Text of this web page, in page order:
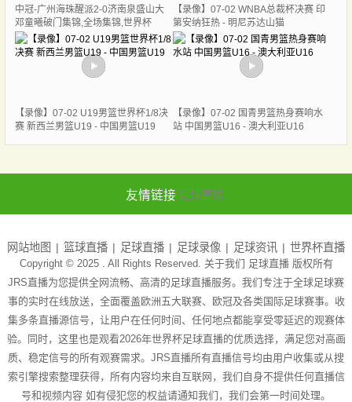
中冠-广州海珠醒派2-0济南泉盛山大
邓童曦破门集锦,全场集锦,世界杯
【录像】07-02 WNBA总裁杯决赛 印
第安纳狂热 - 明尼苏达山猫
【录像】07-02 U19男篮世界杯1/8决
赛 新西兰男篮U19 - 中国男篮U19
【录像】07-02 国青男篮热身赛响水
站 中国男篮U16 - 澳大利亚U16
友情链接 足球直播
网站地图 篮球直播 足球直播 足球录像 足球资讯 世界杯直播
Copyright © 2025 . All Rights Reserved. 关于我们 足球直播版权所有
JRS直播为您提供全网流畅、高清的足球直播服务。我们专注于全球足球赛
事的实时在线放送，全面覆盖欧洲五大联赛、欧冠及各类国际足球赛事。收
集多条直播源信号，让用户在任何时间、任何地点都能享受零延迟的观赛体
验。同时，这里也是观看2026年世界杯足球直播的优质选择，满足您对高画
质、稳定信号的所有观赛需求。JRS直播所有直播信号均由用户收集或从搜
索引擎搜索整理获得，所有内容均来自互联网，我们自身不提供任何直播信
号和视频内容 如有侵犯您的权益请通知我们，我们会第一时间处理。